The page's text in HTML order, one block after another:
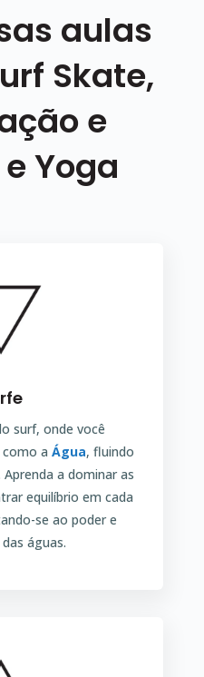
aulas
Skate,
e
Yoga
surf, onde você
como aÁgua, fluindo
a dominar as
equilíbrio em cada
se ao poder e
águas.